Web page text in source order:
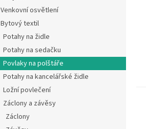
Venkovní osvětlení
Bytový textil
Potahy na židle
Potahy na sedačku
Povlaky na polštáře
Potahy na kancelářské židle
Ložní povlečení
Záclony a závěsy
Záclony